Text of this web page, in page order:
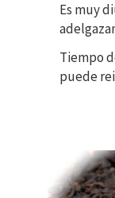
Es muy
Tiempo
puede